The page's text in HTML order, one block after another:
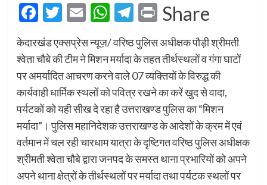
Facebook
Twitter
EmailWhatsApp
Telegram
Print
Share
केदारखंड एक्सप्रेस न्यूज़/ वरिष्ठ पुलिस अधीक्षक पौड़ी श्रीमती
श्वेता चौबे की टीम ने मिशन मर्यादा के तहत तीर्थस्थलों व गंगा घाटों
पर अमर्यादित आचरण करने वाले 07 व्यक्तियों के विरुद्ध की
कार्यवाही धार्मिक स्थलों को पवित्र रखने का करें खुद से वादा,
पर्यटकों को यही सीख दे रहा है उत्तराखण्ड पुलिस का “मिशन
मर्यादा”। पुलिस महानिदेशक उत्तराखण्ड के आदेशों के क्रम में एवं
वर्तमान में चल रही चारधाम यात्रा के दृष्टिगत वरिष्ठ पुलिस अधीक्षक
श्रीमती श्वेता चौबे द्वारा जनपद के समस्त थाना प्रभारियों को अपने
अपने थाना क्षेत्रों के तीर्थस्थलों पर मर्यादा तथा पर्यटक स्थलों पर